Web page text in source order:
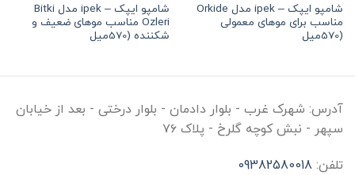
شامپو ایپک – ipek مدل Orkide
مناسب برای موهای معمولی
(570میل
شامپو ایپک – ipek مدل Bitki
Ozleri مناسب موهای ضعیف و
شکننده (570میل
آدرس: شهرک غرب - بلوار دادمان - بلوار درختی - بعد از خیابان
سپهر - نبش کوچه گلرخ - پلاک ۷۶
تلفن: 09382580018